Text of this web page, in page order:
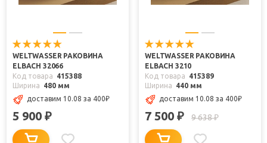
WELTWASSER РАКОВИНА
ELBACH 32066
Код товара
415388
Ширина
480 мм
доставим 10.08 за 400₽
5 900 ₽
WELTWASSER РАКОВИНА
ELBACH 3210
Код товара
415389
Ширина
440 мм
доставим 10.08 за 400₽
7 500 ₽ 9 638₽